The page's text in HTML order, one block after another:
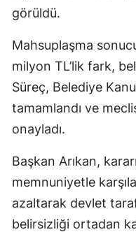
görüldü.
Mahsuplaşma
milyon TL’lik fark,
Süreç, Belediye
tamamlandı ve
onayladı.
Başkan Arıkan,
memnuniyetle
azaltarak devlet
belirsizliği ortadan